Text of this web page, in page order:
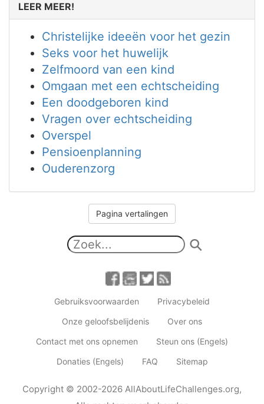
LEER MEER!
Christelijke ideeën voor het gezin
Seks voor het huwelijk
Zelfmoord van een kind
Omgaan met een echtscheiding
Een doodgeboren kind
Vragen over echtscheiding
Overspel
Pensioenplanning
Ouderenzorg
Pagina vertalingen
Gebruiksvoorwaarden
Privacybeleid
Onze geloofsbelijdenis
Over ons
Contact met ons opnemen
Steun ons (Engels)
Donaties (Engels)
FAQ Sitemap
Copyright © 2002-2026 AllAboutLifeChallenges.org,